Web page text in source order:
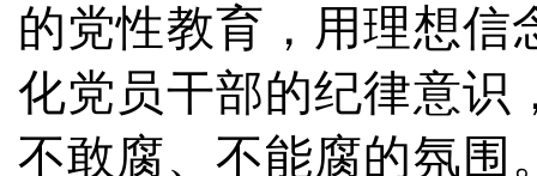
的党性教育，用理想信
化党员干部的纪律意识
不敢腐、不能腐的氛围